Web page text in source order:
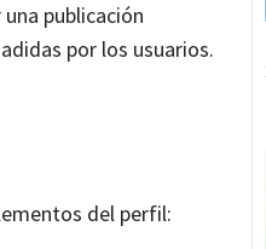
publicación
por los usuarios.
del perfil: